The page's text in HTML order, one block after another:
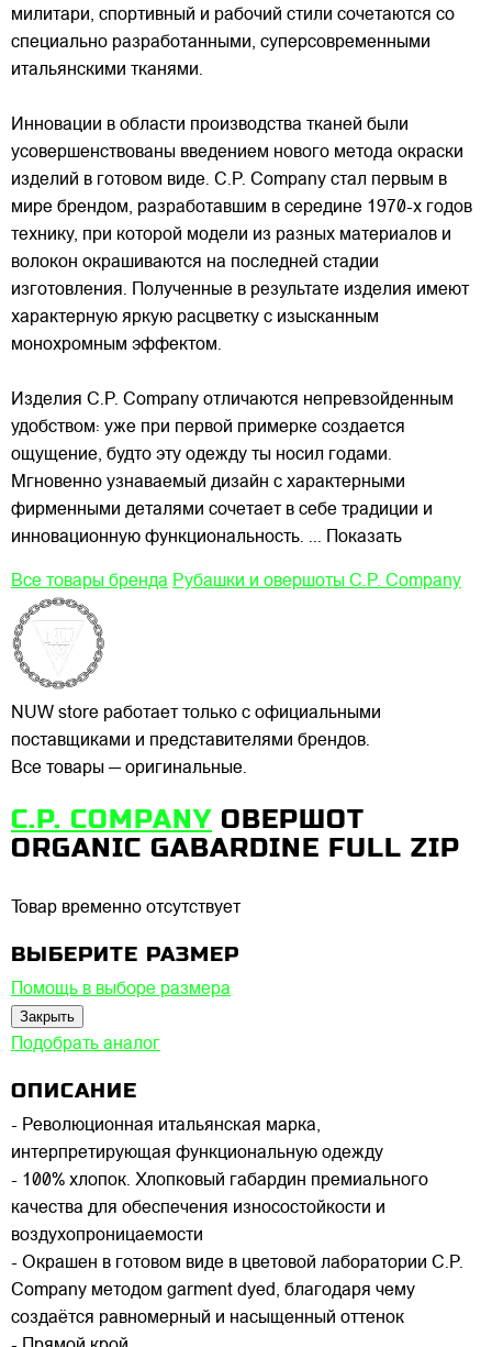
милитари, спортивный и рабочий стили сочетаются со
специально разработанными, суперсовременными
итальянскими тканями.
Инновации в области производства тканей были
усовершенствованы введением нового метода окраски
изделий в готовом виде. C.P. Company стал первым в
мире брендом, разработавшим в середине 1970-х годов
технику, при которой модели из разных материалов и
волокон окрашиваются на последней стадии
изготовления. Полученные в результате изделия имеют
характерную яркую расцветку с изысканным
монохромным эффектом.
Изделия C.P. Company отличаются непревзойденным
удобством: уже при первой примерке создается
ощущение, будто эту одежду ты носил годами.
Мгновенно узнаваемый дизайн с характерными
фирменными деталями сочетает в себе традиции и
инновационную функциональность. ... Показать
Все товары бренда Рубашки и овершоты C.P. Company
NUW store работает только с официальными
поставщиками и представителями брендов.
Все товары — оригинальные.
C.P. COMPANY ОВЕРШОТ
ORGANIC GABARDINE FULL ZIP
Товар временно отсутствует
ВЫБЕРИТЕ РАЗМЕР
Помощь в выборе размера
Закрыть
Подобрать аналог
ОПИСАНИЕ
- Революционная итальянская марка,
интерпретирующая функциональную одежду
- 100% хлопок. Хлопковый габардин премиального
качества для обеспечения износостойкости и
воздухопроницаемости
- Окрашен в готовом виде в цветовой лаборатории C.P.
Company методом garment dyed, благодаря чему
создаётся равномерный и насыщенный оттенок